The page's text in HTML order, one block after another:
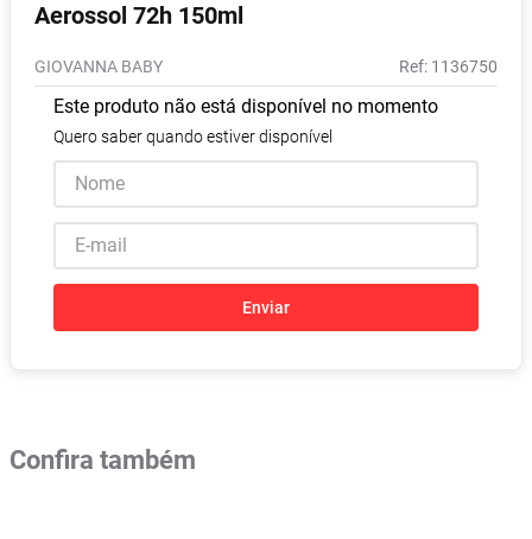
Aerossol 72h 150ml
GIOVANNA BABY : 1136750
Este produto não está disponível no momento
Quero saber quando estiver disponível
Enviar
Confira também
7º Shampoo
8º Absorvente
9º Pampers Confort Sec
10º Lavitan